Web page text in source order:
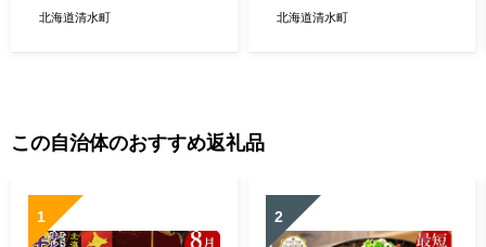
北海道清水町 北海道清水町
この自治体のおすすめ返礼品
1 2